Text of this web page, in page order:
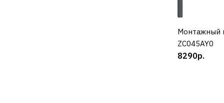
Монтажный
ZC045AY0
8290р.